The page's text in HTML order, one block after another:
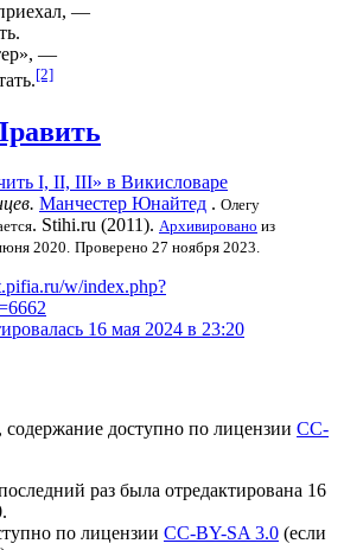
—
—
[2]
I, II, III» в Викисловаре
Манчестер Юнайтед . Олегу
. Stihi.ru (2011). Архивировано из
2020. Проверено 27 ноября 2023.
w/index.php?
16 мая 2024 в 23:20
содержание доступно по лицензии CC-
раз была отредактирована 16
по лицензии CC-BY-SA 3.0 (если